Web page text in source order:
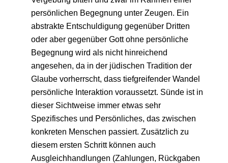
persönlichen Begegnung unter Zeugen. Ein
abstrakte Entschuldigung gegenüber Dritten
oder aber gegenüber Gott ohne persönliche
Begegnung wird als nicht hinreichend
angesehen, da in der jüdischen Tradition der
Glaube vorherrscht, dass tiefgreifender Wandel
persönliche Interaktion voraussetzt. Sünde ist in
dieser Sichtweise immer etwas sehr
Spezifisches und Persönliches, das zwischen
konkreten Menschen passiert. Zusätzlich zu
diesem ersten Schritt können auch
Ausgleichhandlungen (Zahlungen, Rückgaben